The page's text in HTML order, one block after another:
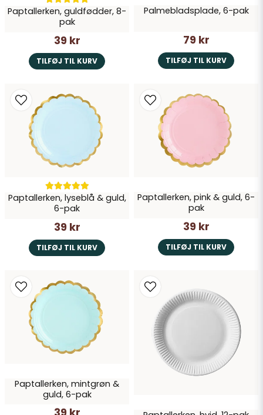
Paptallerken, guldfødder, 8-
pak
39 kr
TILFØJ TIL KURV
Palmebladsplade, 6-pak
79 kr
TILFØJ TIL KURV
Paptallerken, lyseblå & guld,
6-pak
39 kr
TILFØJ TIL KURV
Paptallerken, pink & guld, 6-
pak
39 kr
TILFØJ TIL KURV
Paptallerken, mintgrøn &
guld, 6-pak